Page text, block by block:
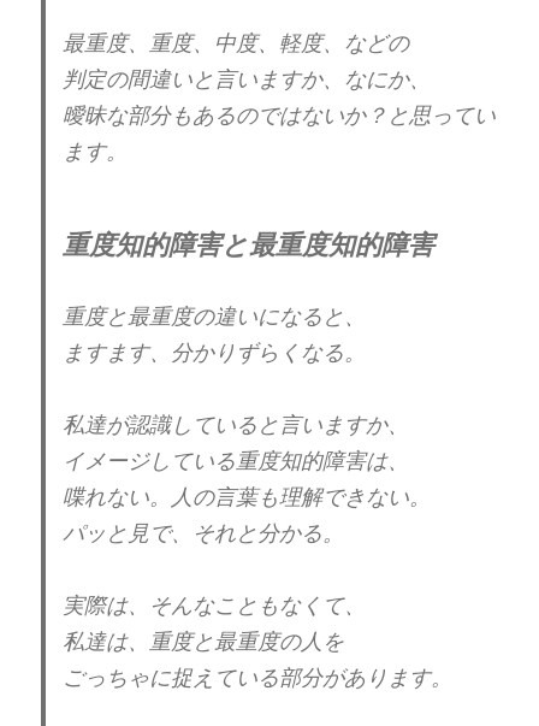
『横山やすし書類送検』（1989年5月）
この前月、酒気帯び運転でバイクを運転し
ていた男性に接触し、怪我をさせたとし
て”厳重処分を求める意見書”を付けた上
この様な厳しい処分に至ったのは、同年2
月に高速道路で交通事故を起こしたばかり
pic.twitter.com/1dY1tW1y17
8, 2022
でも、私の個人的な考えですが、
自分が使ったエネルギーの総量。
人に与えたエネルギー量は、
自分が受け取るエネルギー量。
横山やすしさんは、芸人として、
人を笑わすことで、プラスの
マイナスの方が大きくなった時、
体が弱った時、高齢になった時、
最重度、重度、中度、軽度、などの
判定の間違いと言いますか、なにか、
曖昧な部分もあるのではないか？と思ってい
ます。
重度知的障害と最重度知的障害
重度と最重度の違いになると、
ますます、分かりずらくなる。
私達が認識していると言いますか、
イメージしている重度知的障害は、
喋れない。人の言葉も理解できない。
パッと見で、それと分かる。
実際は、そんなこともなくて、
私達は、重度と最重度の人を
ごっちゃに捉えている部分があります。